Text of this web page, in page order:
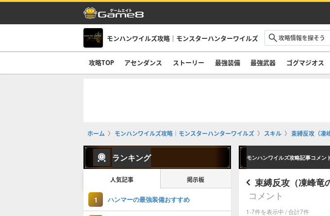
モンハンワイルズ攻略｜モンスターハンターワイルズ
攻略TOP アセンダンス ストーリー 最強装備 最強武器 ゴグマジオス
ホーム モンハンワイルズ攻略｜モンスターハンターワイルズ スキル 束縛反攻（凍
モンハンワイルズ攻略記事コメン
束縛反攻（凍峰竜
コメント
1-7件を表示中 / 合計7件
ランキング
人気記事 掲示板
1 ハンマーの最強装備おすすめ